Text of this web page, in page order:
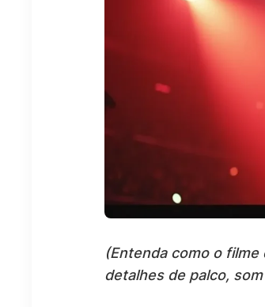
(Entenda como o
detalhes de palco,